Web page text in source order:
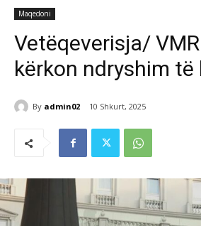
Maqedoni
Vetëqeverisja/
kërkon ndryshim të
By admin02 10 Shkurt, 2025